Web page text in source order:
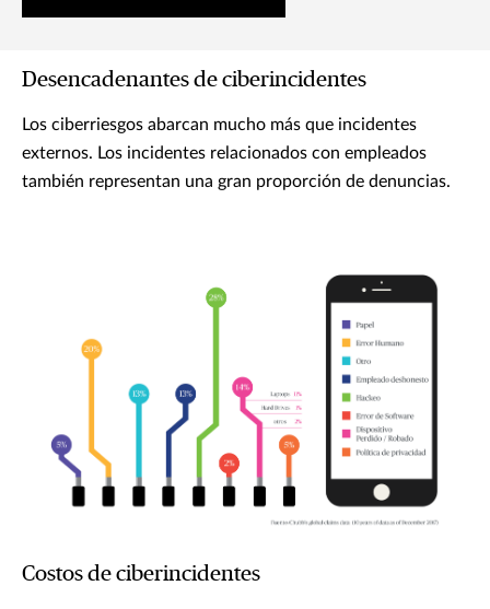
Desencadenantes de ciberincidentes
Los ciberriesgos abarcan mucho más que incidentes
externos. Los incidentes relacionados con empleados
también representan una gran proporción de denuncias.
Costos de ciberincidentes